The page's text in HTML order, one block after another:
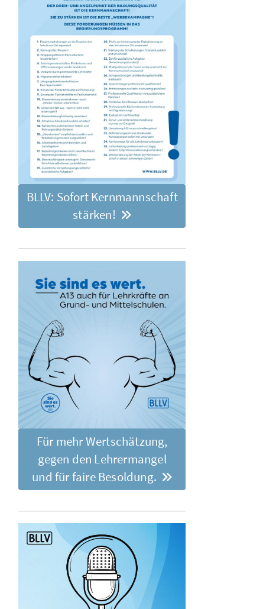
BLLV: Sofort Kernmannschaft
stärken!
Für mehr Wertschätzung,
gegen den Lehrermangel
und für faire Besoldung.